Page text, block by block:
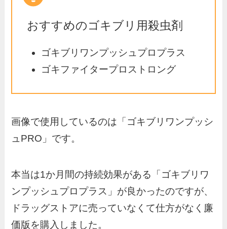
おすすめのゴキブリ用殺虫剤
ゴキブリワンプッシュプロプラス
ゴキファイタープロストロング
画像で使用しているのは「ゴキブリワンプッシ
ュPRO」です。
本当は1か月間の持続効果がある「ゴキブリワ
ンプッシュプロプラス」が良かったのですが、
ドラッグストアに売っていなくて仕方がなく廉
価版を購入しました。